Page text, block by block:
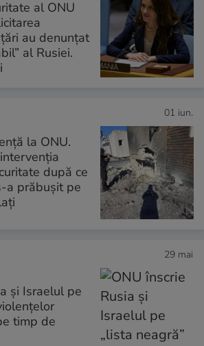
al ONU
au denunțat
al Rusiei.
01 iun.
la ONU.
după ce
a prăbușit pe
29 mai
și Israelul pe
timp de